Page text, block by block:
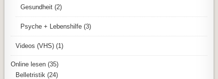
Gesundheit (2)
Psyche + Lebenshilfe (3)
Videos (VHS) (1)
Online lesen (35)
Belletristik (24)